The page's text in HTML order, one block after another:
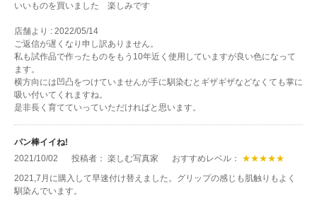
いいものを買いました 楽しみです
店舗より : 2022/05/14
ご返信が遅くなり申し訳ありません。
私も試作品で作ったものをもう10年近く使用していますが良い色になって
ます。
横方向には凹凸をつけていませんが手に馴染むとギザギザなどなくても掌に
吸い付いてくれますね。
是非長く育てていっていただければと思います。
パン棒イイね!
2021/10/02
投稿者： 楽しむ写真家 おすすめレベル：
★★★★★
2021,7月に購入して早速付け替えました。グリップの感じも肌触りもよく
馴染んでいます。